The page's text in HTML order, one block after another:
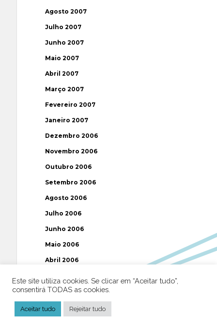
Agosto 2007
Julho 2007
Junho 2007
Maio 2007
Abril 2007
Março 2007
Fevereiro 2007
Janeiro 2007
Dezembro 2006
Novembro 2006
Outubro 2006
Setembro 2006
Agosto 2006
Julho 2006
Junho 2006
Maio 2006
Abril 2006
Fevereiro 2006
Janeiro 2006
Este site utiliza cookies. Se clicar em “Aceitar tudo”,
consentirá TODAS as cookies.
Aceitar tudo Rejeitar tudo